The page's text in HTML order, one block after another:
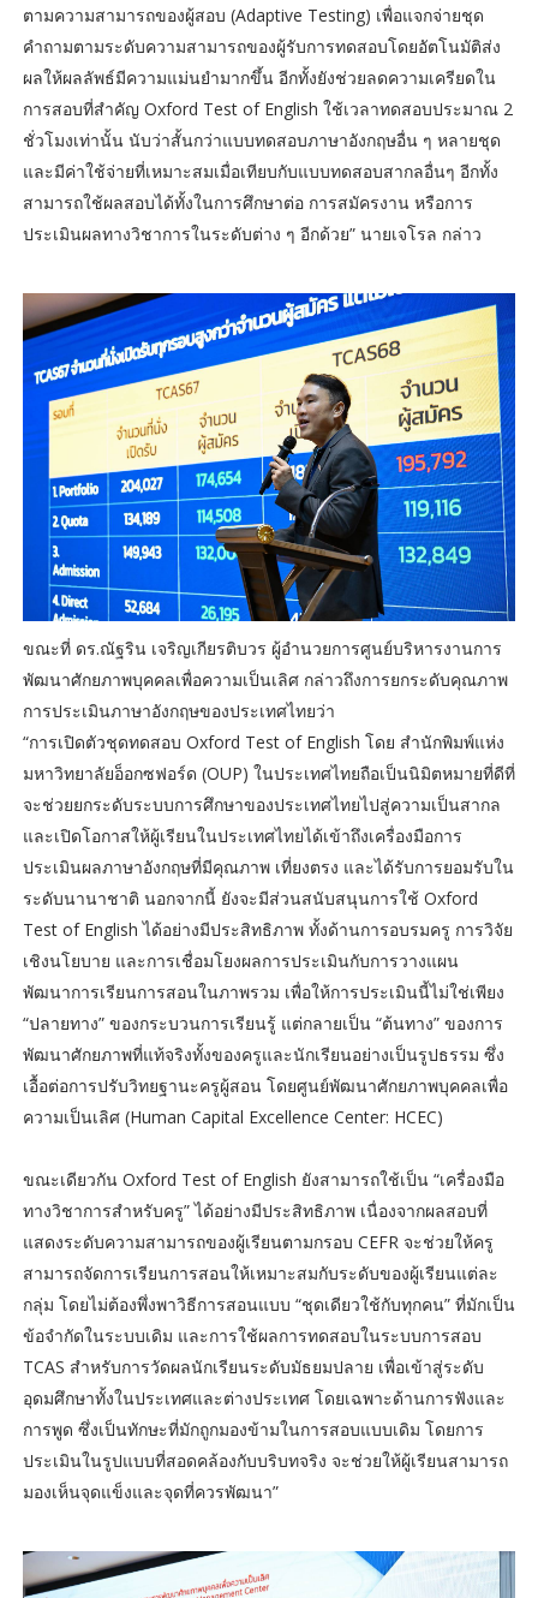
ตามความสามารถของผู้สอบ (Adaptive Testing) เพื่อแจกจ่ายชุด
คำถามตามระดับความสามารถของผู้รับการทดสอบโดยอัตโนมัติส่ง
ผลให้ผลลัพธ์มีความแม่นยำมากขึ้น อีกทั้งยังช่วยลดความเครียดใน
การสอบที่สำคัญ Oxford Test of English ใช้เวลาทดสอบประมาณ 2
ชั่วโมงเท่านั้น นับว่าสั้นกว่าแบบทดสอบภาษาอังกฤษอื่น ๆ หลายชุด
และมีค่าใช้จ่ายที่เหมาะสมเมื่อเทียบกับแบบทดสอบสากลอื่นๆ อีกทั้ง
สามารถใช้ผลสอบได้ทั้งในการศึกษาต่อ การสมัครงาน หรือการ
ประเมินผลทางวิชาการในระดับต่าง ๆ อีกด้วย” นายเจโรล กล่าว
ขณะที่ ดร.ณัฐริน เจริญเกียรติบวร ผู้อำนวยการศูนย์บริหารงานการ
พัฒนาศักยภาพบุคคลเพื่อความเป็นเลิศ กล่าวถึงการยกระดับคุณภาพ
การประเมินภาษาอังกฤษของประเทศไทยว่า
“การเปิดตัวชุดทดสอบ Oxford Test of English โดย สำนักพิมพ์แห่ง
มหาวิทยาลัยอ็อกซฟอร์ด (OUP) ในประเทศไทยถือเป็นนิมิตหมายที่ดีที่
จะช่วยยกระดับระบบการศึกษาของประเทศไทยไปสู่ความเป็นสากล
และเปิดโอกาสให้ผู้เรียนในประเทศไทยได้เข้าถึงเครื่องมือการ
ประเมินผลภาษาอังกฤษที่มีคุณภาพ เที่ยงตรง และได้รับการยอมรับใน
ระดับนานาชาติ นอกจากนี้ ยังจะมีส่วนสนับสนุนการใช้ Oxford
Test of English ได้อย่างมีประสิทธิภาพ ทั้งด้านการอบรมครู การวิจัย
เชิงนโยบาย และการเชื่อมโยงผลการประเมินกับการวางแผน
พัฒนาการเรียนการสอนในภาพรวม เพื่อให้การประเมินนี้ไม่ใช่เพียง
“ปลายทาง” ของกระบวนการเรียนรู้ แต่กลายเป็น “ต้นทาง” ของการ
พัฒนาศักยภาพที่แท้จริงทั้งของครูและนักเรียนอย่างเป็นรูปธรรม ซึ่ง
เอื้อต่อการปรับวิทยฐานะครูผู้สอน โดยศูนย์พัฒนาศักยภาพบุคคลเพื่อ
ความเป็นเลิศ (Human Capital Excellence Center: HCEC)
ขณะเดียวกัน Oxford Test of English ยังสามารถใช้เป็น “เครื่องมือ
ทางวิชาการสำหรับครู” ได้อย่างมีประสิทธิภาพ เนื่องจากผลสอบที่
แสดงระดับความสามารถของผู้เรียนตามกรอบ CEFR จะช่วยให้ครู
สามารถจัดการเรียนการสอนให้เหมาะสมกับระดับของผู้เรียนแต่ละ
กลุ่ม โดยไม่ต้องพึ่งพาวิธีการสอนแบบ “ชุดเดียวใช้กับทุกคน” ที่มักเป็น
ข้อจำกัดในระบบเดิม และการใช้ผลการทดสอบในระบบการสอบ
TCAS สำหรับการวัดผลนักเรียนระดับมัธยมปลาย เพื่อเข้าสู่ระดับ
อุดมศึกษาทั้งในประเทศและต่างประเทศ โดยเฉพาะด้านการฟังและ
การพูด ซึ่งเป็นทักษะที่มักถูกมองข้ามในการสอบแบบเดิม โดยการ
ประเมินในรูปแบบที่สอดคล้องกับบริบทจริง จะช่วยให้ผู้เรียนสามารถ
มองเห็นจุดแข็งและจุดที่ควรพัฒนา”